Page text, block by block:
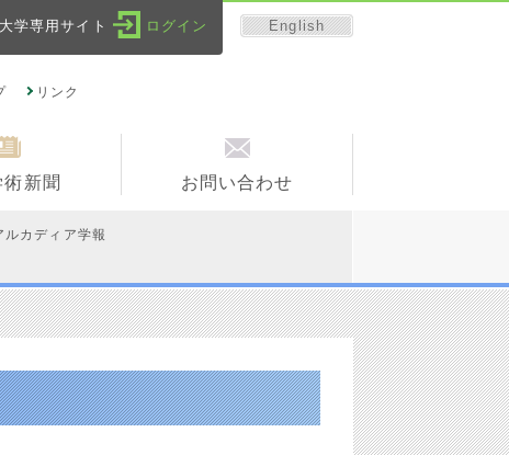
学専用サイト ログイン English
リンク
新聞 お問い合わせ
ルカディア学報